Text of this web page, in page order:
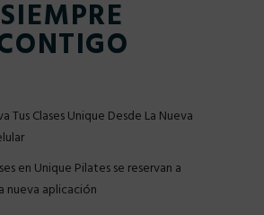
SIEMPRE
Tus Clases Unique Desde La Nueva
en Unique Pilates se reservan a
nueva aplicación